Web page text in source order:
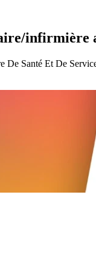
infirmière
De Santé Et De